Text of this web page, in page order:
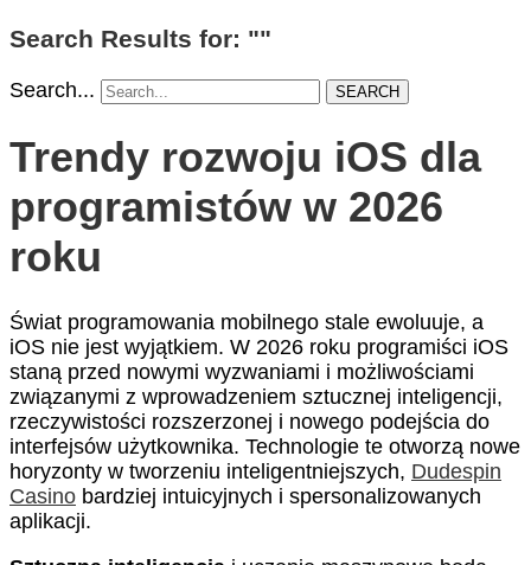
Search Results for: ""
Search... SEARCH
Trendy rozwoju iOS dla
programistów w 2026
roku
Świat programowania mobilnego stale ewoluuje, a
iOS nie jest wyjątkiem. W 2026 roku programiści iOS
staną przed nowymi wyzwaniami i możliwościami
związanymi z wprowadzeniem sztucznej inteligencji,
rzeczywistości rozszerzonej i nowego podejścia do
interfejsów użytkownika. Technologie te otworzą nowe
horyzonty w tworzeniu inteligentniejszych, Dudespin
Casino bardziej intuicyjnych i spersonalizowanych
aplikacji.